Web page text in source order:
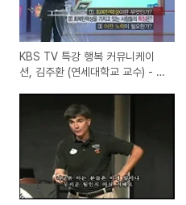
KBS TV 특강 행복 커뮤니케이
션, 김주환 (연세대학교 교수) - 회
정서, 강점 발견